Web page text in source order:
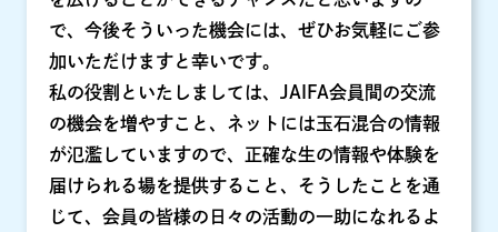
で、今後そういった機会には、ぜひお気軽にご参
加いただけますと幸いです。
私の役割といたしましては、JAIFA会員間の交流
の機会を増やすこと、ネットには玉石混合の情報
が氾濫していますので、正確な生の情報や体験を
届けられる場を提供すること、そうしたことを通
じて、会員の皆様の日々の活動の一助になれるよ